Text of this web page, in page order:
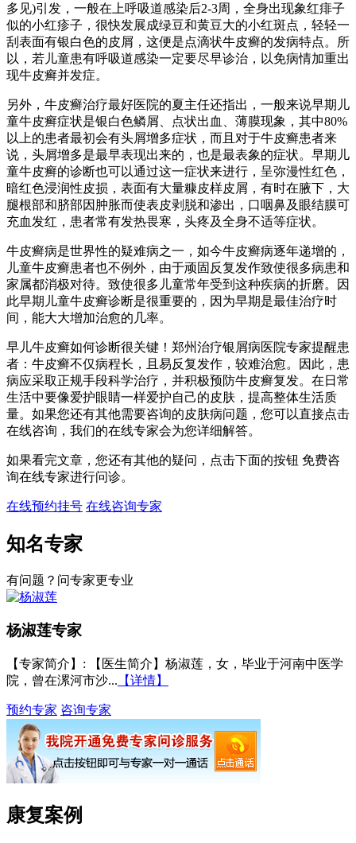
多见)引发，一般在上呼吸道感染后2-3周，全身出现象红痱子
似的小红疹子，很快发展成绿豆和黄豆大的小红斑点，轻轻一
刮表面有银白色的皮屑，这便是点滴状牛皮癣的发病特点。所
以，若儿童患有呼吸道感染一定要尽早诊治，以免病情加重出
现牛皮癣并发症。
另外，牛皮癣治疗最好医院的夏主任还指出，一般来说早期儿
童牛皮癣症状是银白色鳞屑、点状出血、薄膜现象，其中80%
以上的患者最初会有头屑增多症状，而且对于牛皮癣患者来
说，头屑增多是最早表现出来的，也是最表象的症状。早期儿
童牛皮癣的诊断也可以通过这一症状来进行，呈弥漫性红色，
暗红色浸润性皮损，表面有大量糠皮样皮屑，有时在腋下，大
腿根部和脐部因肿胀而使表皮剥脱和渗出，口咽鼻及眼结膜可
充血发红，患者常有发热畏寒，头疼及全身不适等症状。
牛皮癣病是世界性的疑难病之一，如今牛皮癣病逐年递增的，
儿童牛皮癣患者也不例外，由于顽固反复发作致使很多病患和
家属都消极对待。致使很多儿童常年受到这种疾病的折磨。因
此早期儿童牛皮癣诊断是很重要的，因为早期是最佳治疗时
间，能大大增加治愈的几率。
早儿牛皮癣如何诊断很关键！郑州治疗银屑病医院专家提醒患
者：牛皮癣不仅病程长，且易反复发作，较难治愈。因此，患
病应采取正规手段科学治疗，并积极预防牛皮癣复发。在日常
生活中要像爱护眼睛一样爱护自己的皮肤，提高整体生活质
量。如果您还有其他需要咨询的皮肤病问题，您可以直接点击
在线咨询，我们的在线专家会为您详细解答。
如果看完文章，您还有其他的疑问，点击下面的按钮 免费咨
询在线专家进行问诊。
在线预约挂号 在线咨询专家
知名专家
有问题？问专家更专业
杨淑莲专家
【专家简介】 : 【医生简介】杨淑莲，女，毕业于河南中医学
院，曾在漯河市沙... 【详情】
预约专家 咨询专家
康复案例